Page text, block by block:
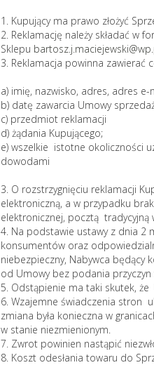
1. Kupujący ma prawo złożyć
2. Reklamację należy składać w
Sklepu
3. Reklamacja powinna zawierać
a) imię, nazwisko, adres, adres e-
b) datę zawarcia Umowy
c) przedmiot reklamacji
d) żądania Kupującego;
e) wszelkie istotne okoliczności
dowodami
3. O rozstrzygnięciu reklamacji
elektroniczną, a w przypadku
elektronicznej, pocztą
4. Na podstawie ustawy z dnia 2
konsumentów oraz
niebezpieczny, Nabywca
od Umowy bez podania
5. Odstąpienie ma taki skutek,
6. Wzajemne świadczenia stron
zmiana była konieczna w
w stanie niezmienionym.
7. Zwrot powinien nastąpić
8. Koszt odesłania towaru do